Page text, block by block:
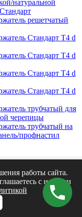
натуральной
решетчатый
Стандарт Т4 d
Стандарт Т4 d
Стандарт Т4 d
Стандарт Т4 d
трубчатый для
черепицы
трубчатый на
профнастил
работы сайта.
с нашими